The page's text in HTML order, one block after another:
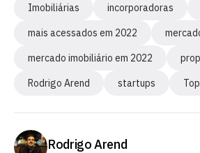
Imobiliárias
incorporadoras
mais acessados em 2022
mercado imobiliário em 2022
Rodrigo Arend
startups
Rodrigo Arend